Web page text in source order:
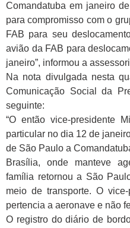
Comandatuba em janeiro
para compromisso com o
FAB para seu
avião da FAB para
janeiro”, informou a
Na nota divulgada nesta
Comunicação Social da
seguinte:
“O então vice-presidente
particular no dia 12 de
de São Paulo a
Brasília, onde manteve
família retornou a São
meio de transporte. O
pertencia a aeronave e não
O registro do diário de